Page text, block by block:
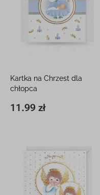
Kartka na Chrzest dla
chłopca
11.99 zł
11,8 x 16,3 cm